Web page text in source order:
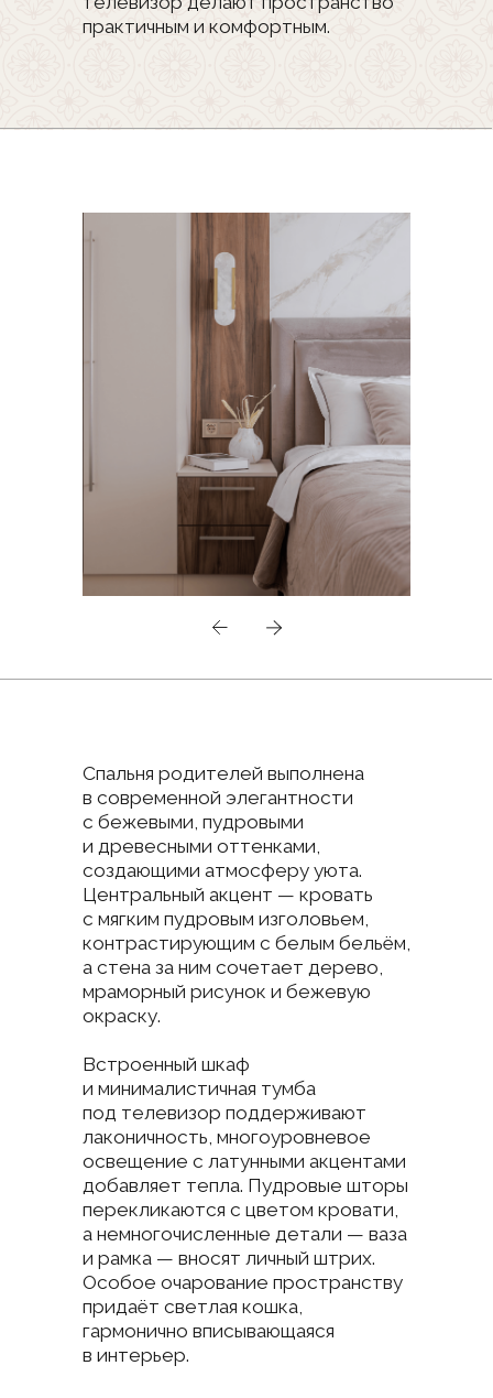
Комната мальчика оформлена
в серой гамме, служащей фоном
для росписи на космическую тему.
Центральный акцент — космонавт
с книгой на планете, окружённый
звёздами, созвездиями и ракетой.
Сдержанная палитра и мебель
в серых тонах с деревянными
акцентами создают современный
обеспечивает хранение без
и космическую тему, а книги
у кровати перекликаются
с образом читающего космонавта.
Детская для девочки оформлена